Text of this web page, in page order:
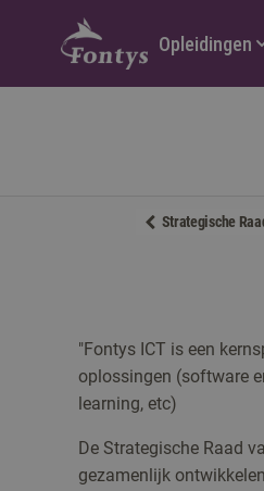
Hoofdmenu
Opleidingen
Strategische
"Fontys ICT is een
oplossingen (software
learning, etc)
De Strategische Raad
gezamenlijk